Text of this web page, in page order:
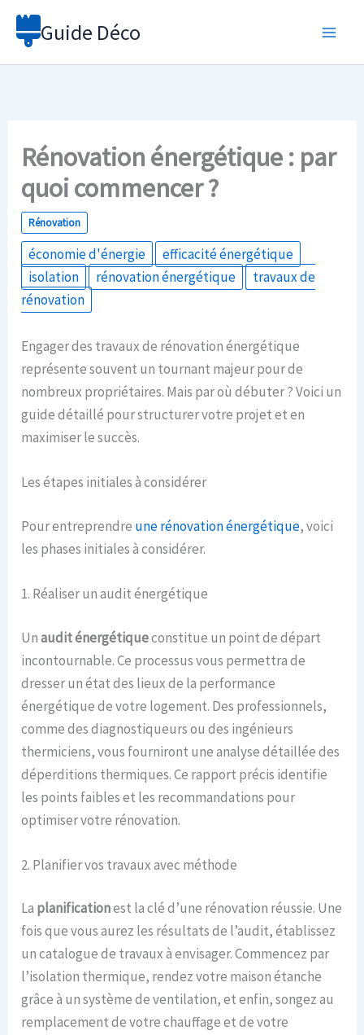
Aller
Guide Déco
Rénovation énergétique : par
quoi commencer ?
Rénovation
économie d'énergie
efficacité énergétique
isolation
rénovation énergétique
travaux de
rénovation
Engager des travaux de rénovation énergétique
représente souvent un tournant majeur pour de
nombreux propriétaires. Mais par où débuter ? Voici un
guide détaillé pour structurer votre projet et en
maximiser le succès.
Les étapes initiales à considérer
Pour entreprendre une rénovation énergétique, voici
les phases initiales à considérer.
1. Réaliser un audit énergétique
Unaudit énergétiqueconstitue un point de départ
incontournable. Ce processus vous permettra de
dresser un état des lieux de la performance
énergétique de votre logement. Des professionnels,
comme des diagnostiqueurs ou des ingénieurs
thermiciens, vous fourniront une analyse détaillée des
déperditions thermiques. Ce rapport précis identifie
les points faibles et les recommandations pour
optimiser votre rénovation.
2. Planifier vos travaux avec méthode
La planificationest la clé d’une rénovation réussie. Une
fois que vous aurez les résultats de l’audit, établissez
un catalogue de travaux à envisager. Commencez par
l’isolation thermique, rendez votre maison étanche
grâce à un système de ventilation, et enfin, songez au
remplacement de votre chauffage et de votre